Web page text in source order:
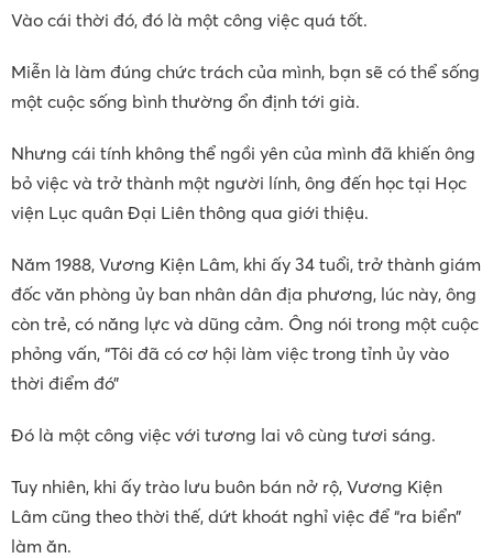
Vào cái thời đó, đó là một công việc quá tốt.
Miễn là làm đúng chức trách của mình, bạn sẽ có thể sống
một cuộc sống bình thường ổn định tới già.
Nhưng cái tính không thể ngồi yên của mình đã khiến ông
bỏ việc và trở thành một người lính, ông đến học tại Học
viện Lục quân Đại Liên thông qua giới thiệu.
Năm 1988, Vương Kiện Lâm, khi ấy 34 tuổi, trở thành giám
đốc văn phòng ủy ban nhân dân địa phương, lúc này, ông
còn trẻ, có năng lực và dũng cảm. Ông nói trong một cuộc
phỏng vấn, “Tôi đã có cơ hội làm việc trong tỉnh ủy vào
thời điểm đó”
Đó là một công việc với tương lai vô cùng tươi sáng.
Tuy nhiên, khi ấy trào lưu buôn bán nở rộ, Vương Kiện
Lâm cũng theo thời thế, dứt khoát nghỉ việc để “ra biển”
làm ăn.